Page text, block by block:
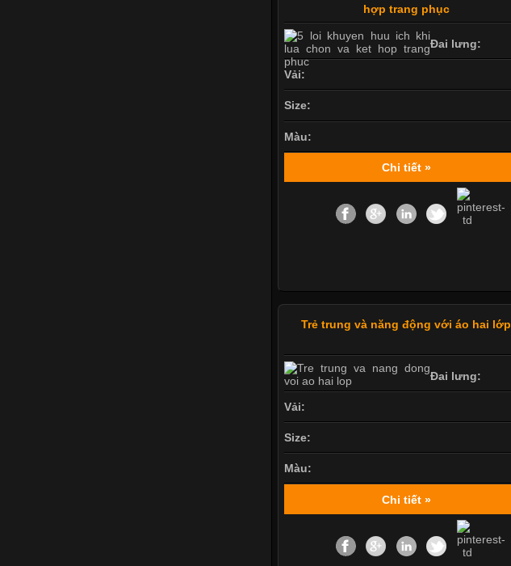
hợp trang phục
Đai lưng:
Vải:
Size:
Màu:
Chi tiết »
Trẻ trung và năng động với áo hai lớp
Đai lưng:
Vải:
Size:
Màu:
Chi tiết »